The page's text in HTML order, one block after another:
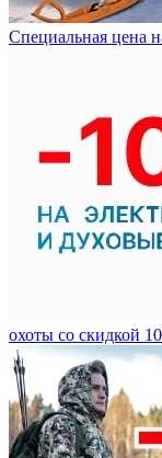
Специальная цена
охоты со скидкой